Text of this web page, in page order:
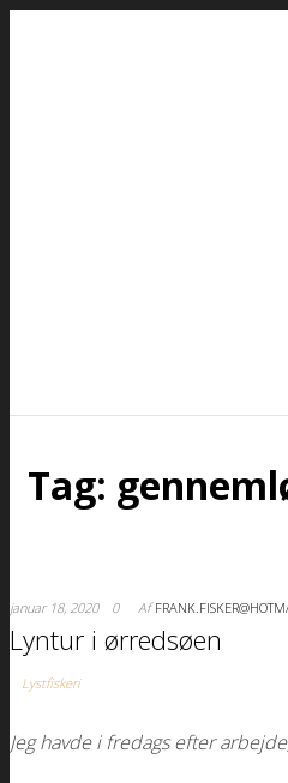
Tag:
januar 18, 2020 0 Af
Lyntur i ørredsøen
Lystfiskeri
Jeg havde i fredags efter